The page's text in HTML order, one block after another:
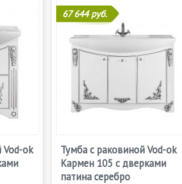
Vod-ok
67 644 руб.
Тумба с раковиной Vod-ok
Кармен 105 с дверками
патина серебро